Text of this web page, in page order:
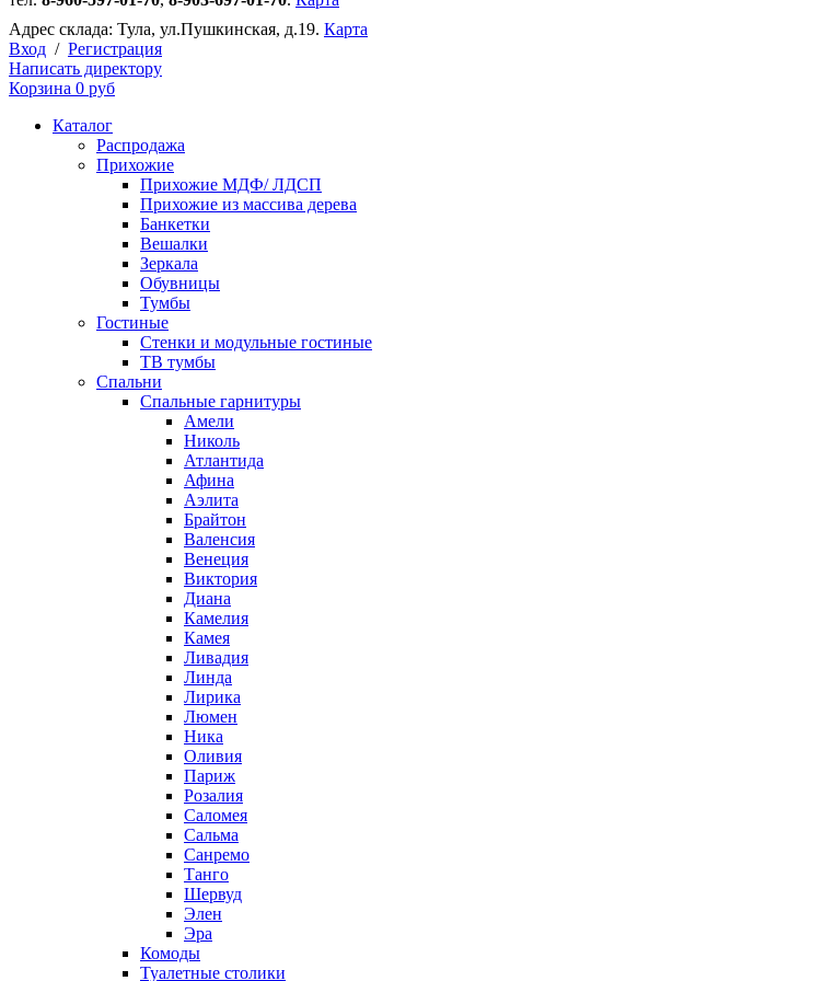
Адрес склада: Тула, ул.Пушкинская, д.19. Карта
Вход / Регистрация
Написать директору
Корзина 0 руб
Каталог
Распродажа
Прихожие
Прихожие МДФ/ ЛДСП
Прихожие из массива дерева
Банкетки
Вешалки
Зеркала
Обувницы
Тумбы
Гостиные
Стенки и модульные гостиные
ТВ тумбы
Спальни
Спальные гарнитуры
Амели
Николь
Атлантида
Афина
Аэлита
Брайтон
Валенсия
Венеция
Виктория
Диана
Камелия
Камея
Ливадия
Линда
Лирика
Люмен
Ника
Оливия
Париж
Розалия
Саломея
Сальма
Санремо
Танго
Шервуд
Элен
Эра
Комоды
Туалетные столики